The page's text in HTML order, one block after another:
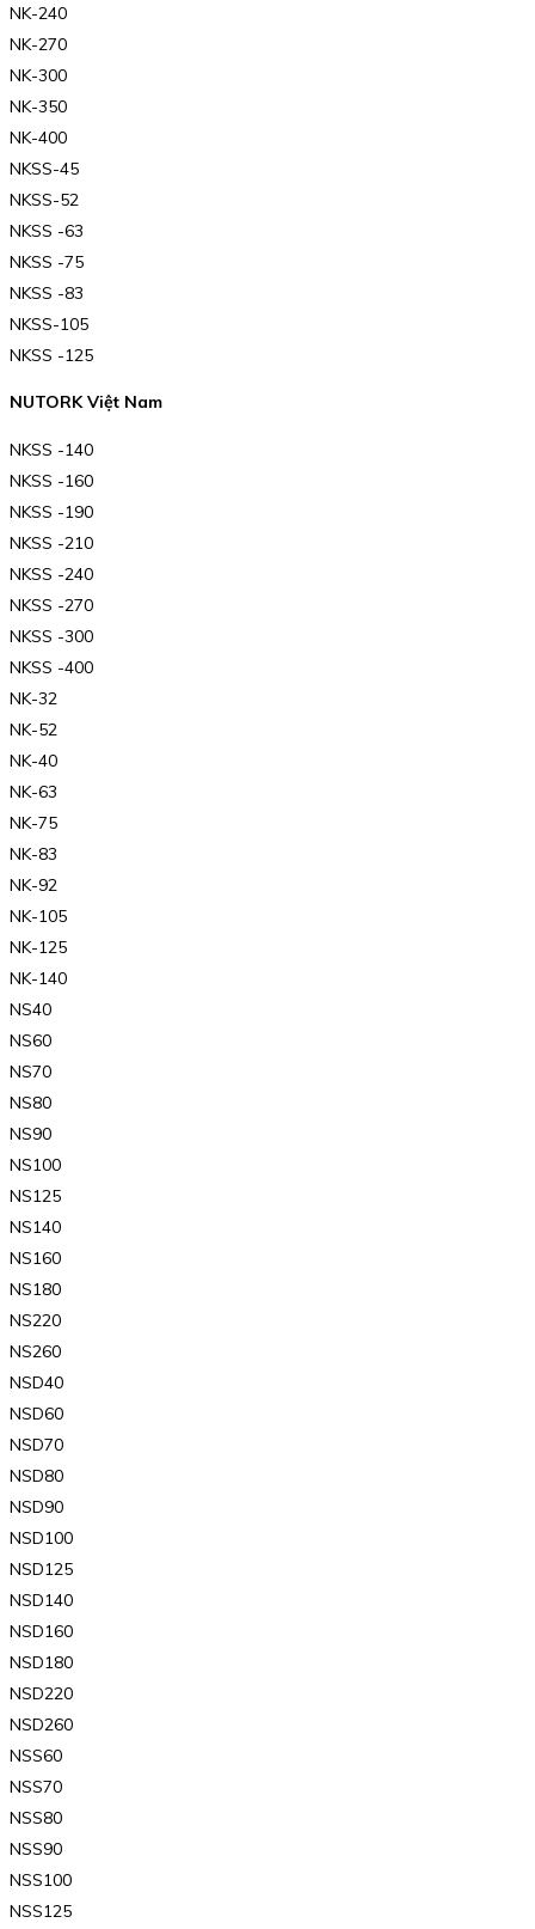
NK-240
NK-270
NK-300
NK-350
NK-400
NKSS-45
NKSS-52
NKSS -63
NKSS -75
NKSS -83
NKSS-105
NKSS -125
NUTORK Việt Nam
NKSS -140
NKSS -160
NKSS -190
NKSS -210
NKSS -240
NKSS -270
NKSS -300
NKSS -400
NK-32
NK-52
NK-40
NK-63
NK-75
NK-83
NK-92
NK-105
NK-125
NK-140
NS40
NS60
NS70
NS80
NS90
NS100
NS125
NS140
NS160
NS180
NS220
NS260
NSD40
NSD60
NSD70
NSD80
NSD90
NSD100
NSD125
NSD140
NSD160
NSD180
NSD220
NSD260
NSS60
NSS70
NSS80
NSS90
NSS100
NSS125